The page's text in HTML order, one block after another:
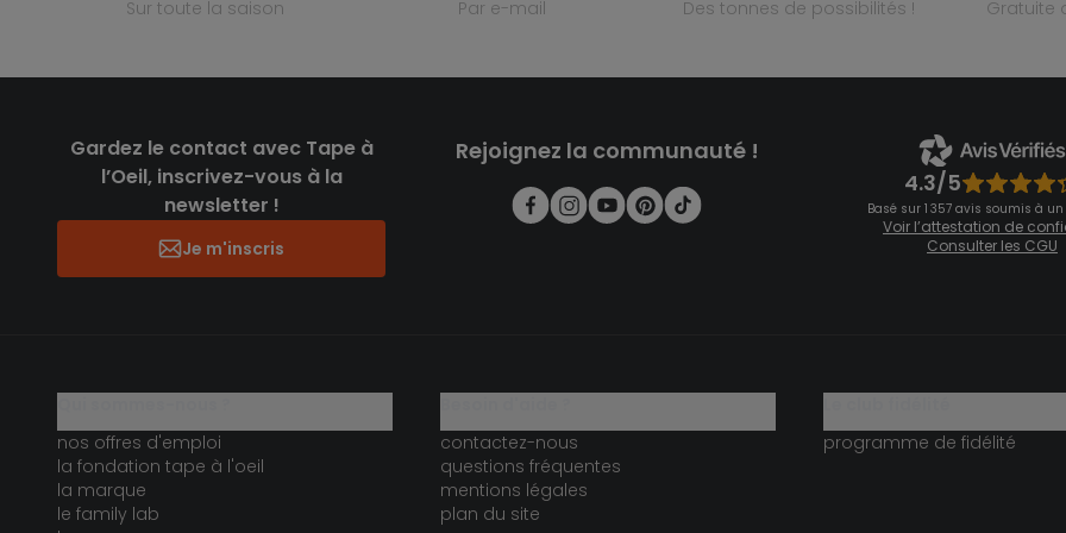
sur toute la saison par e-mail des tonnes de possibilités !
Gardez le contact avec Tape à
l’Oeil, inscrivez-vous à la
newsletter !
Je m'inscris
Rejoignez la communauté !
4.3/5
Basé sur 1 357 avis soumis à
Voir l’attestation de
Consulter les CGU
nos offres d'emploi
la fondation tape à l'oeil
la marque
le family lab
contactez-nous
questions fréquentes
mentions légales
plan du site
programme de fidélité